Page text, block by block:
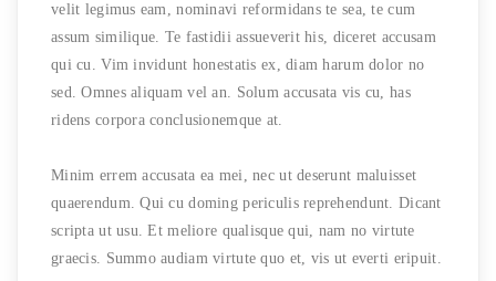
velit legimus eam, nominavi reformidans te sea, te cum
assum similique. Te fastidii assueverit his, diceret accusam
qui cu. Vim invidunt honestatis ex, diam harum dolor no
sed. Omnes aliquam vel an. Solum accusata vis cu, has
ridens corpora conclusionemque at.
Minim errem accusata ea mei, nec ut deserunt maluisset
quaerendum. Qui cu doming periculis reprehendunt. Dicant
scripta ut usu. Et meliore qualisque qui, nam no virtute
graecis. Summo audiam virtute quo et, vis ut everti eripuit.